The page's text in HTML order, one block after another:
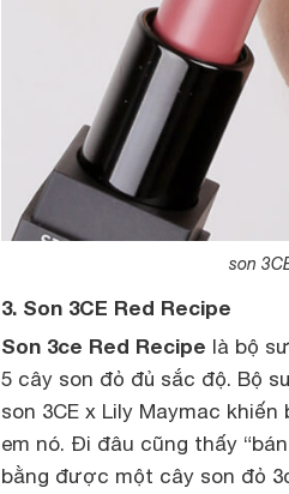
son
3. Son 3CE Red Recipe
Son 3ce Red Recipe là bộ
5 cây son đỏ đủ sắc độ. Bộ
son 3CE x Lily Maymac
em nó. Đi đâu cũng thấy
bằng được một cây son đỏ